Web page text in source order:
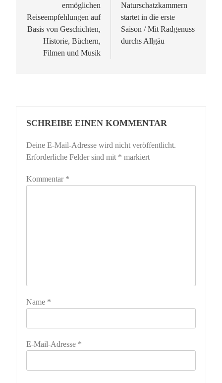
ermöglichen
Reiseempfehlungen auf
Basis von Geschichten,
Historie, Büchern,
Filmen und Musik
Naturschatzkammern
startet in die erste
Saison / Mit Radgenuss
durchs Allgäu
SCHREIBE EINEN KOMMENTAR
Deine E-Mail-Adresse wird nicht veröffentlicht.
Erforderliche Felder sind mit * markiert
Kommentar *
Name *
E-Mail-Adresse *